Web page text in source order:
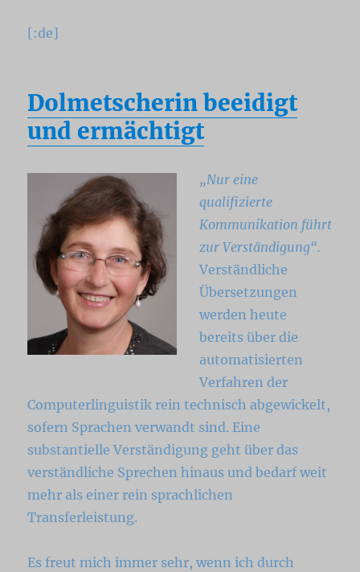
[:de]
Dolmetscherin beeidigt
und ermächtigt
„Nur eine
qualifizierte
Kommunikation führt
zur Verständigung“.
Verständliche
Übersetzungen
werden heute
bereits über die
automatisierten
Verfahren der
Computerlinguistik rein technisch abgewickelt,
sofern Sprachen verwandt sind. Eine
substantielle Verständigung geht über das
verständliche Sprechen hinaus und bedarf weit
mehr als einer rein sprachlichen
Transferleistung.
Es freut mich immer sehr, wenn ich durch